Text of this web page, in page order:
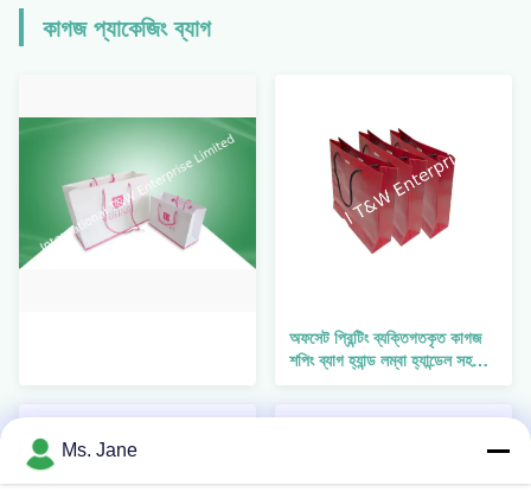
কাগজ প্যাকেজিং ব্যাগ
অফসেট প্রিন্টিং ব্যক্তিগতকৃত কাগজ
শপিং ব্যাগ হ্যান্ড লম্বা হ্যান্ডেল সহ
Ms. Jane